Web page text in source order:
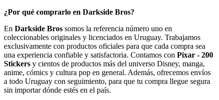
¿Por qué comprarlo en Darkside Bros?
En Darkside Bros somos la referencia número uno en
coleccionables originales y licenciados en Uruguay. Trabajamos
exclusivamente con productos oficiales para que cada compra sea
una experiencia confiable y satisfactoria. Contamos con Pixar - 200
Stickers y cientos de productos más del universo Disney, manga,
anime, cómics y cultura pop en general. Además, ofrecemos envíos
a todo Uruguay con seguimiento, para que tu compra llegue segura
sin importar dónde estés en el país.